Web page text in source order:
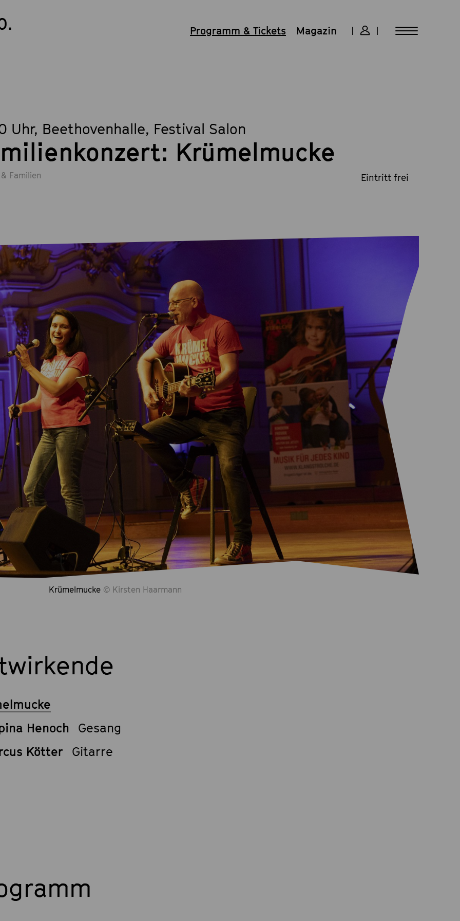
Programm & Tickets Magazin
Uhr, Beethovenhalle, Festival Salon
Krümelmucke
Familien Eintritt frei
Krümelmucke © Kirsten Haarmann
Henoch
Gesang
Kötter
Gitarre